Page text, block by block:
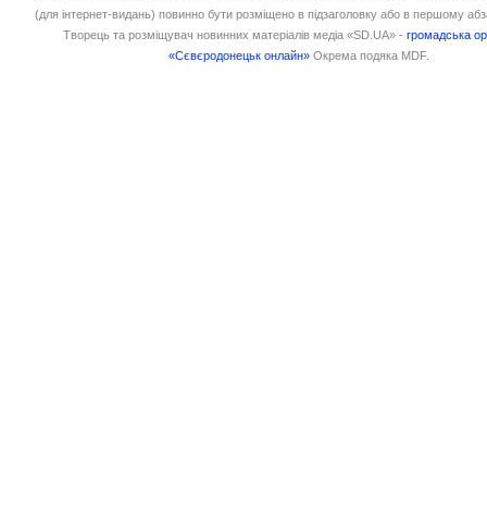
(для інтернет-видань) повинно бути розміщено в підзаголовку або в першому
Творець та розміщувач новинних матеріалів медіа «SD.UA» -громадська
«Сєвєродонецьк онлайн» Окрема подяка MDF.